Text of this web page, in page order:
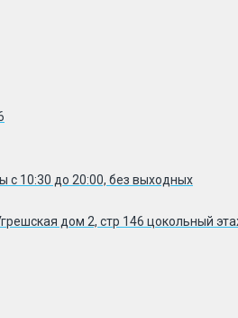
с 10:30 до 20:00, без выходных
дом 2, стр 146 цокольный